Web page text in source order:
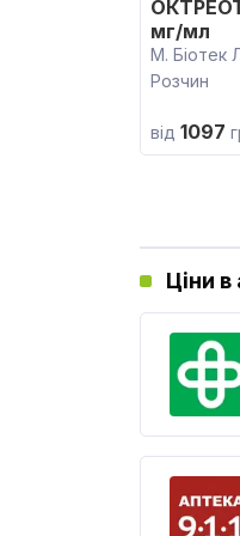
мг/мл
М. Біотек
Розчин
від 1097
Ціни в